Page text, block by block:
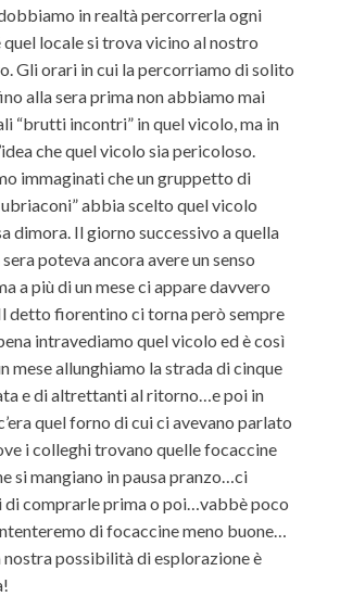
in realtà percorrerla ogni
locale si trova vicino al nostro
Gli orari in cui la percorriamo di solito
alla sera prima non abbiamo mai
“brutti incontri” in quel vicolo, ma in
che quel vicolo sia pericoloso.
immaginati che un gruppetto di
ubriaconi” abbia scelto quel vicolo
dimora. Il giorno successivo a quella
poteva ancora avere un senso
a più di un mese ci appare davvero
detto fiorentino ci torna però sempre
intravediamo quel vicolo ed è così
mese allunghiamo la strada di cinque
e di altrettanti al ritorno…e poi in
quel forno di cui ci avevano parlato
i colleghi trovano quelle focaccine
si mangiano in pausa pranzo…ci
di comprarle prima o poi…vabbè poco
di focaccine meno buone…
nostra possibilità di esplorazione è